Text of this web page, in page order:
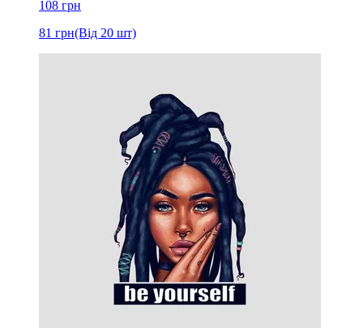
108 грн
81 грн(Від 20 шт)